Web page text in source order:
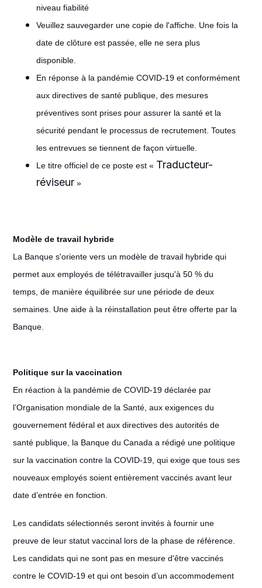
niveau fiabilité
Veuillez sauvegarder une copie de l'affiche. Une fois la
date de clôture est passée, elle ne sera plus
disponible.
En réponse à la pandémie COVID-19 et conformément
aux directives de santé publique, des mesures
préventives sont prises pour assurer la santé et la
sécurité pendant le processus de recrutement. Toutes
les entrevues se tiennent de façon virtuelle.
Le titre officiel de ce poste est « Traducteur-
réviseur»
Modèle de travail hybride
La Banque s'oriente vers un modèle de travail hybride qui
permet aux employés de télétravailler jusqu'à 50 % du
temps, de manière équilibrée sur une période de deux
semaines. Une aide à la réinstallation peut être offerte par la
Banque.
Politique sur la vaccination
En réaction à la pandémie de COVID-19 déclarée par
l’Organisation mondiale de la Santé, aux exigences du
gouvernement fédéral et aux directives des autorités de
santé publique, la Banque du Canada a rédigé une politique
sur la vaccination contre la COVID-19, qui exige que tous ses
nouveaux employés soient entièrement vaccinés avant leur
date d’entrée en fonction.
Les candidats sélectionnés seront invités à fournir une
preuve de leur statut vaccinal lors de la phase de référence.
Les candidats qui ne sont pas en mesure d'être vaccinés
contre le COVID-19 et qui ont besoin d’un accommodement